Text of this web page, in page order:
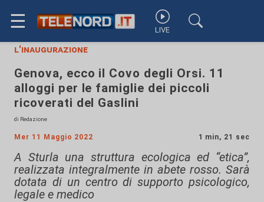
☰ LIVE
l'inaugurazione
Genova, ecco il Covo degli Orsi. 11
alloggi per le famiglie dei piccoli
ricoverati del Gaslini
di Redazione
Mer 11 Maggio 2022 1 min, 21 sec
A Sturla una struttura ecologica ed “etica”,
realizzata integralmente in abete rosso. Sarà
dotata di un centro di supporto psicologico,
legale e medico